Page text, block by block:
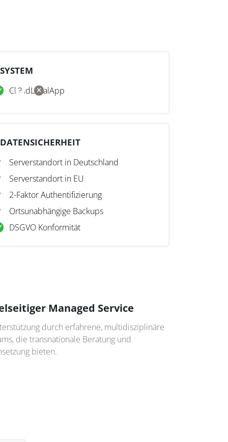
SYSTEM
CloudLokalApp
DATENSICHERHEIT
Serverstandort in Deutschland
Serverstandort in EU
2-Faktor Authentifizierung
Ortsunabhängige Backups
DSGVO Konformität
Managed Service
durch erfahrene, multidisziplinäre
die transnationale Beratung und
bieten.